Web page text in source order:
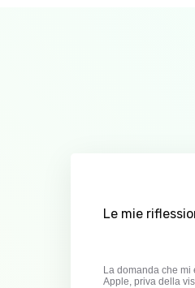
Le mie
La domanda che
Apple, priva della